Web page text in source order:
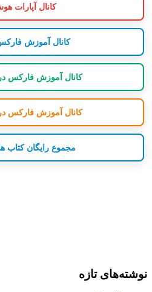
کانال آپارات
کانال آموزش
کانال آموزش فارکس
کانال آموزش فارکس در
مجموع رایگان کتاب
نوشته‌های تازه